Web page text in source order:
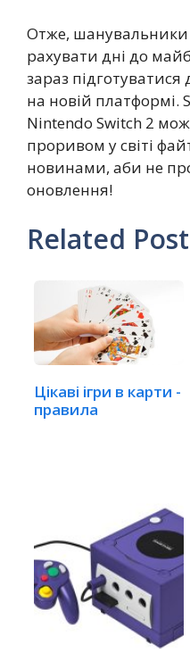
Отже,
рахувати дні до
зараз
на новій платформі.
Nintendo Switch 2
проривом у світі
новинами, аби не
оновлення!
Related
Цікаві ігри в карти -
правила